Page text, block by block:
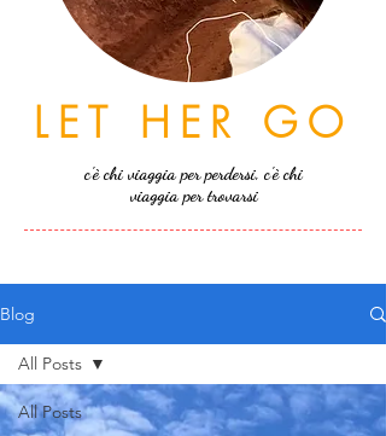
LET HER GO
c'è chi viaggia per perdersi, c'è chi
viaggia per trovarsi
Blog
All Posts
All Posts